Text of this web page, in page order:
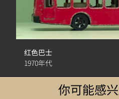
红色巴士
1970年代
你可能感